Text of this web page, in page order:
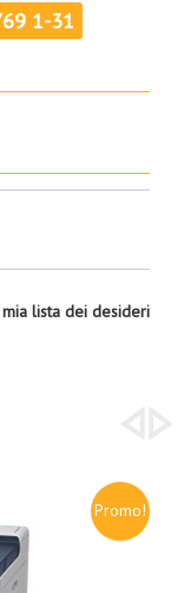
1-31
lista dei desideri
Promo!